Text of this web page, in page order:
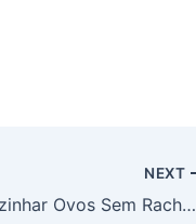
NEXT
Como Cozinhar Ovos Sem Rachar: Dicas para a Cozinha